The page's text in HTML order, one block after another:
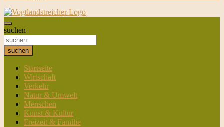
Vogtlandstreicher
aktuell & mittendrin
suchen
suchen
Startseite
Wirtschaft
Verkehr
Natur & Umwelt
Menschen
Kunst & Kultur
Freizeit & Familie